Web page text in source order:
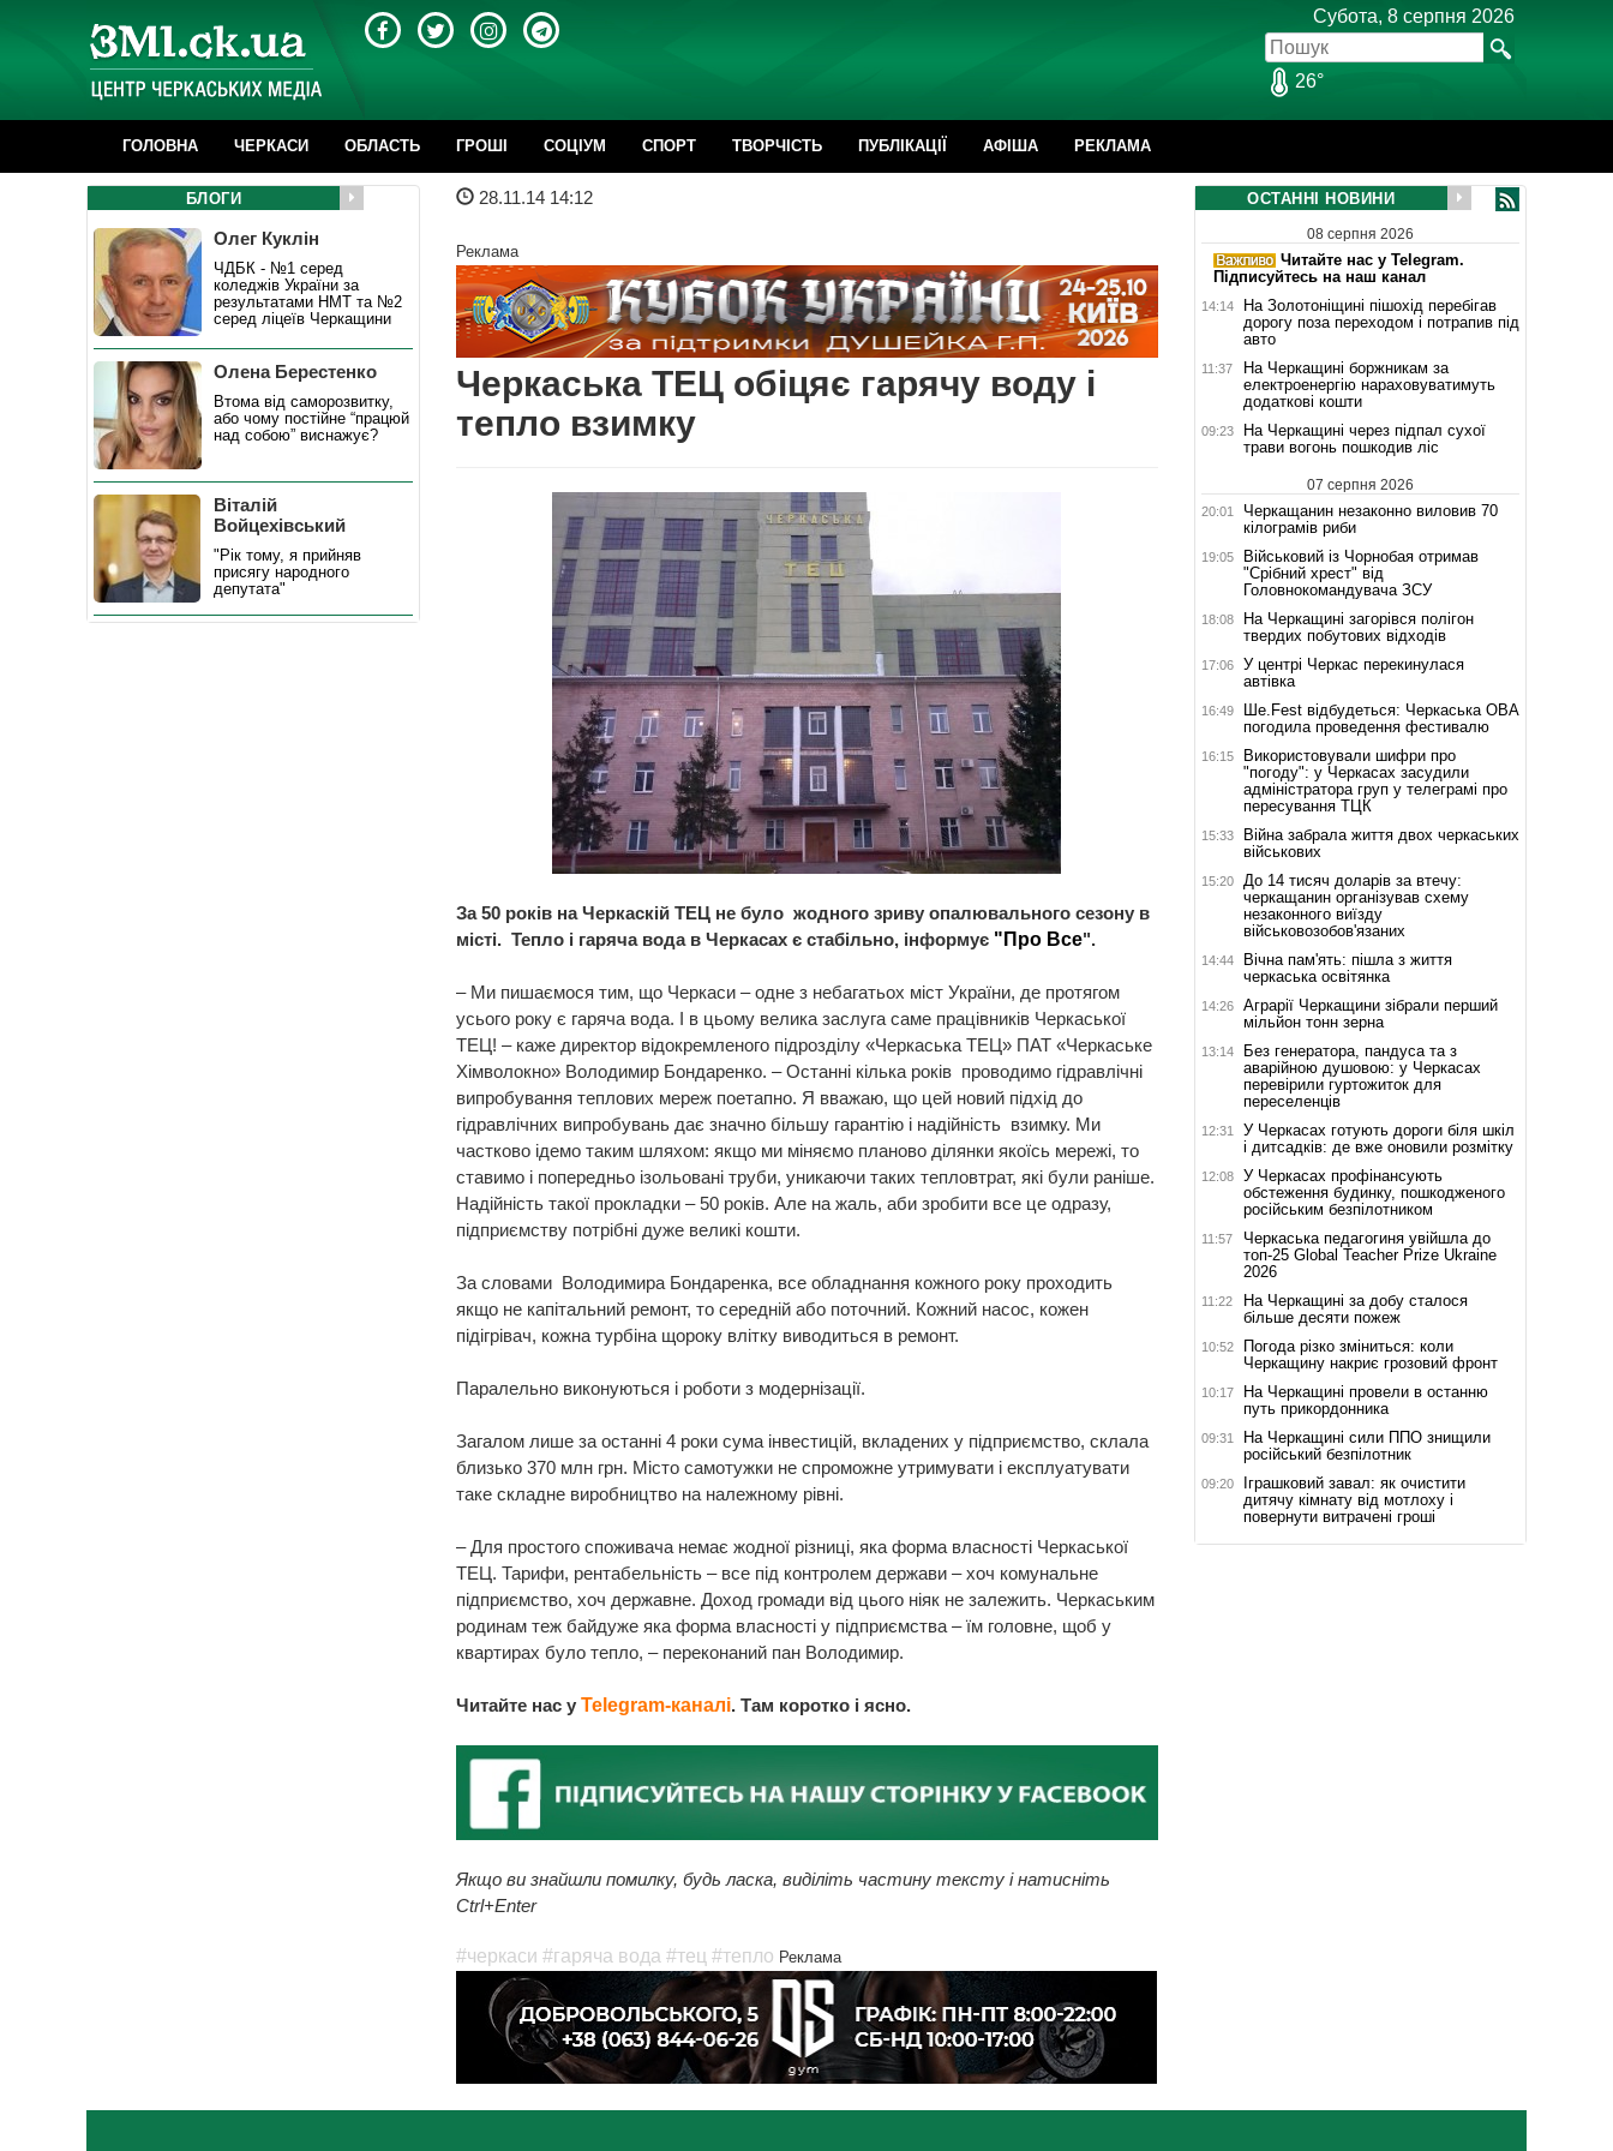
Субота, 8 серпня 2026
26°
ГОЛОВНА ЧЕРКАСИ ОБЛАСТЬ ГРОШІ CОЦІУМ СПОРТ ТВОРЧІСТЬ ПУБЛІКАЦІЇ АФІША РЕКЛАМА
28.11.14 14:12
Реклама
Черкаська ТЕЦ обіцяє гарячу воду і
тепло взимку
За 50 років на Черкаскій ТЕЦ не було жодного зриву опалювального сезону в
місті. Тепло і гаряча вода в Черкасах є стабільно, інформує "Про Все".
– Ми пишаємося тим, що Черкаси – одне з небагатьох міст України, де протягом
усього року є гаряча вода. І в цьому велика заслуга саме працівників Черкаської
ТЕЦ! – каже директор відокремленого підрозділу «Черкаська ТЕЦ» ПАТ «Черкаське
Хімволокно» Володимир Бондаренко. – Останні кілька років проводимо гідравлічні
випробування теплових мереж поетапно. Я вважаю, що цей новий підхід до
гідравлічних випробувань дає значно більшу гарантію і надійність взимку. Ми
частково ідемо таким шляхом: якщо ми міняємо планово ділянки якоїсь мережі, то
ставимо і попередньо ізольовані труби, уникаючи таких тепловтрат, які були раніше.
Надійність такої прокладки – 50 років. Але на жаль, аби зробити все це одразу,
підприємству потрібні дуже великі кошти.
За словами Володимира Бондаренка, все обладнання кожного року проходить
якщо не капітальний ремонт, то середній або поточний. Кожний насос, кожен
підігрівач, кожна турбіна щороку влітку виводиться в ремонт.
Паралельно виконуються і роботи з модернізації.
Загалом лише за останні 4 роки сума інвестицій, вкладених у підприємство, склала
близько 370 млн грн. Місто самотужки не спроможне утримувати і експлуатувати
таке складне виробництво на належному рівні.
– Для простого споживача немає жодної різниці, яка форма власності Черкаської
ТЕЦ. Тарифи, рентабельність – все під контролем держави – хоч комунальне
підприємство, хоч державне. Доход громади від цього ніяк не залежить. Черкаським
родинам теж байдуже яка форма власності у підприємства – їм головне, щоб у
квартирах було тепло, – переконаний пан Володимир.
Читайте нас у Telegram-каналі. Там коротко і ясно.
Якщо ви знайшли помилку, будь ласка, виділіть частину тексту і натисніть
Ctrl+Enter
#черкаси #гаряча вода #тец #тепло Реклама
БЛОГИ
Олег Куклін
ЧДБК - №1 серед
коледжів України за
результатами НМТ та №2
серед ліцеїв Черкащини
Олена Берестенко
Втома від саморозвитку,
або чому постійне “працюй
над собою” виснажує?
Віталій
Войцехівський
"Рік тому, я прийняв
присягу народного
депутата"
ОСТАННІ НОВИНИ
08 серпня 2026
Читайте нас у Telegram.
Підписуйтесь на наш канал
14:14
На Золотоніщині пішохід перебігав
дорогу поза переходом і потрапив під
авто
11:37
На Черкащині боржникам за
електроенергію нараховуватимуть
додаткові кошти
09:23
На Черкащині через підпал сухої
трави вогонь пошкодив ліс
07 серпня 2026
20:01
Черкащанин незаконно виловив 70
кілограмів риби
19:05
Військовий із Чорнобая отримав
"Срібний хрест" від
Головнокомандувача ЗСУ
18:08
На Черкащині загорівся полігон
твердих побутових відходів
17:06
У центрі Черкас перекинулася
автівка
16:49
Ше.Fest відбудеться: Черкаська ОВА
погодила проведення фестивалю
16:15
Використовували шифри про
"погоду": у Черкасах засудили
адміністратора груп у телеграмі про
пересування ТЦК
15:33
Війна забрала життя двох черкаських
військових
15:20
До 14 тисяч доларів за втечу:
черкащанин організував схему
незаконного виїзду
військовозобов'язаних
14:44
Вічна пам'ять: пішла з життя
черкаська освітянка
14:26
Аграрії Черкащини зібрали перший
мільйон тонн зерна
13:14
Без генератора, пандуса та з
аварійною душовою: у Черкасах
перевірили гуртожиток для
переселенців
12:31
У Черкасах готують дороги біля шкіл
і дитсадків: де вже оновили розмітку
12:08
У Черкасах профінансують
обстеження будинку, пошкодженого
російським безпілотником
11:57
Черкаська педагогиня увійшла до
топ-25 Global Teacher Prize Ukraine
2026
11:22
На Черкащині за добу сталося
більше десяти пожеж
10:52
Погода різко зміниться: коли
Черкащину накриє грозовий фронт
10:17
На Черкащині провели в останню
путь прикордонника
09:31
На Черкащині сили ППО знищили
російський безпілотник
09:20
Іграшковий завал: як очистити
дитячу кімнату від мотлоху і
повернути витрачені гроші